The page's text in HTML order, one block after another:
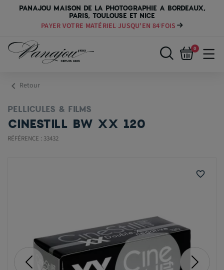
PANAJOU MAISON DE LA PHOTOGRAPHIE A BORDEAUX,
PARIS, TOULOUSE ET NICE
PAYER VOTRE MATÉRIEL JUSQU'EN 84 FOIS
0
chevron_left Retour
PELLICULES & FILMS
CINESTILL BW XX 120
RÉFÉRENCE : 33432
favorite_border